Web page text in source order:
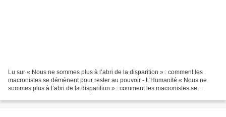
Lu sur « Nous ne sommes plus à l’abri de la disparition » : comment les
macronistes se démènent pour rester au pouvoir - L'Humanité « Nous ne
sommes plus à l’abri de la disparition » : comment les macronistes se